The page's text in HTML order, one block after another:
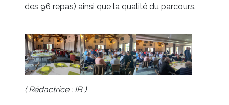
des 96 repas) ainsi que la qualité du parcours.
( Rédactrice : IB )